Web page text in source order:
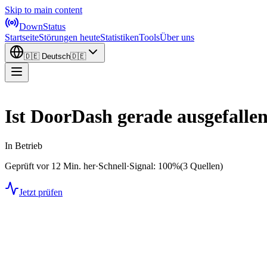
Skip to main content
DownStatus
StartseiteStörungen heuteStatistikenToolsÜber uns
🇩🇪 Deutsch🇩🇪
Ist DoorDash gerade
In Betrieb
Geprüft vor 12 Min. her·Schnell·Signal: 100%(3 Quellen)
Jetzt prüfen